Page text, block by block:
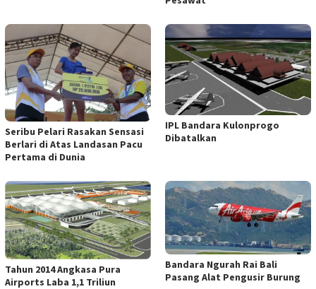
Seribu Pelari Rasakan Sensasi
Berlari di Atas Landasan Pacu
Pertama di Dunia
IPL Bandara Kulonprogo
Dibatalkan
Tahun 2014 Angkasa Pura
Airports Laba 1,1 Triliun
Bandara Ngurah Rai Bali
Pasang Alat Pengusir Burung